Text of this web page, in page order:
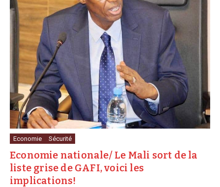
Economie Sécurité
Economie nationale/ Le Mali sort de la
liste grise de GAFI, voici les
implications!